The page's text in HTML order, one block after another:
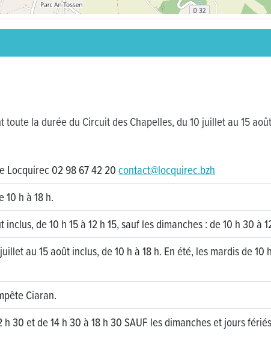
la durée du Circuit des Chapelles, du 10 juillet au 15
Locquirec 02 98 67 42 20contact@locquirec.bzh
h à 18 h.
de 10 h 15 à 12 h 15, sauf les dimanches : de 10 h 30 à
au 15 août inclus, de 10 h à 18 h. En été, les mardis de 10
Ciaran.
30 et de 14 h 30 à 18 h 30 SAUF les dimanches et jours